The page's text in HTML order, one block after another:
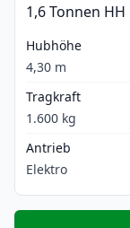
1,6 Tonnen HH
Hubhöhe
4,30 m
Tragkraft
1.600 kg
Antrieb
Elektro